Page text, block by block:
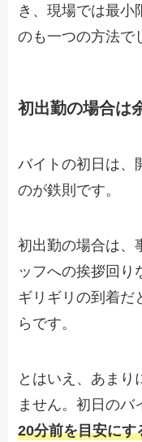
き、現場では最小
のも一つの方法で
初出勤の場合は
バイトの初日は、
のが鉄則です。
初出勤の場合は、
ッフへの挨拶回り
ギリギリの到着だ
らです。
とはいえ、あまり
ません。初日のバ
20分前を目安にす